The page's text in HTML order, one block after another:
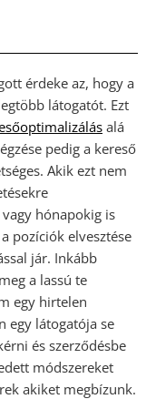
érdeke az, hogy a
látogatót. Ezt
alá
pedig a kereső
Akik ezt nem
hónapokig is
pozíciók elvesztése
jár. Inkább
a lassú te
egy hirtelen
egy látogatója se
és szerződésbe
módszereket
akiket megbízunk.